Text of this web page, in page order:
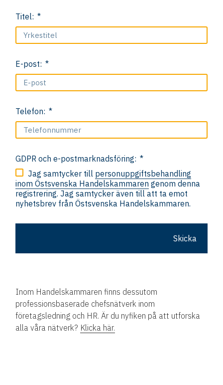
Titel:
E-post:
Telefon:
GDPR och e-postmarknadsföring:
Jag samtycker till personuppgiftsbehandling
inom Östsvenska Handelskammaren genom denna
registrering. Jag samtycker även till att ta emot
nyhetsbrev från Östsvenska Handelskammaren.
Skicka
Inom Handelskammaren finns dessutom
professionsbaserade chefsnätverk inom
företagsledning och HR. Är du nyfiken på att utforska
alla våra nätverk? Klicka här.